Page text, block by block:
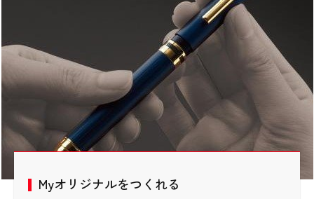
Myオリジナルをつくれる